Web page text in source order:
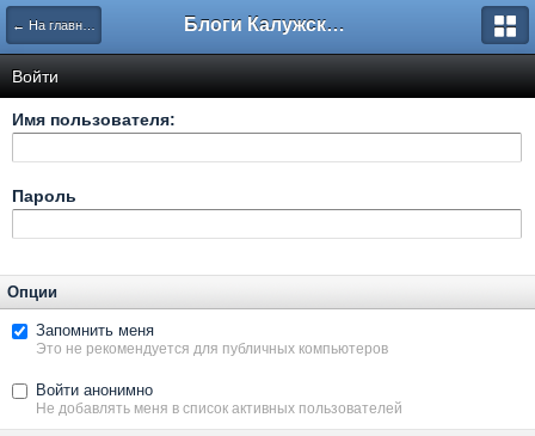
← На главную Блоги Калужского перекрестка
Войти
Имя пользователя:
Пароль
Опции
Запомнить меня
Это не рекомендуется для публичных компьютеров
Войти анонимно
Не добавлять меня в список активных пользователей